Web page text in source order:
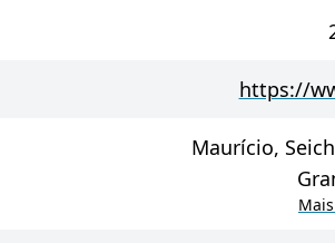
https://
Maurício,